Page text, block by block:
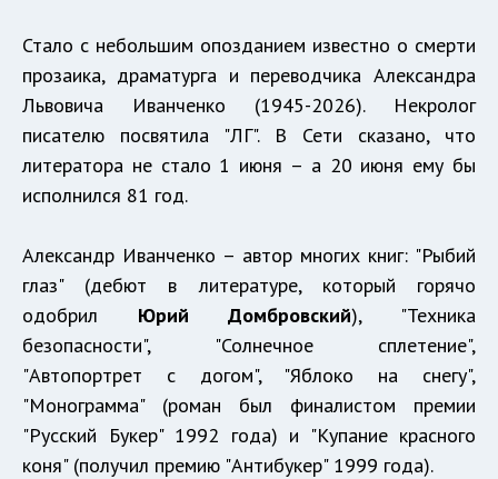
Стало с небольшим опозданием известно о смерти
прозаика, драматурга и переводчика Александра
Львовича Иванченко (1945-2026). Некролог
писателю посвятила "ЛГ". В Сети сказано, что
литератора не стало 1 июня – а 20 июня ему бы
исполнился 81 год.
Александр Иванченко – автор многих книг: "Рыбий
глаз" (дебют в литературе, который горячо
одобрил Юрий Домбровский), "Техника
безопасности", "Солнечное сплетение",
"Автопортрет с догом", "Яблоко на снегу",
"Монограмма" (роман был финалистом премии
"Русский Букер" 1992 года) и "Купание красного
коня" (получил премию "Антибукер" 1999 года).